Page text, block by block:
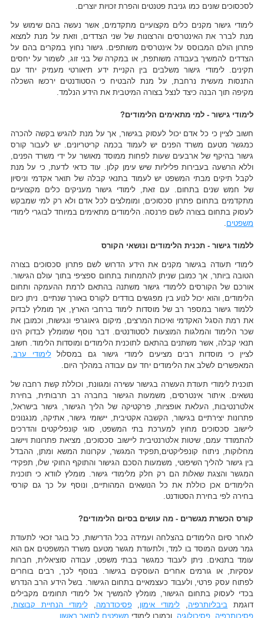
לסכסוכים שונים כמו גניבת פטנטים והפרת זכויות יוצרים.
לימודי גישור מקנים כלים מקצועיים מתקדמים, אשר נעשה בהם שימוש על
מנת לברר את האינטרסים והרצונות של שני הצדדים, וזאת על מנת למצוא
פתרון הולם המבוסס על אינטרסים משותפים. גישור נחוץ במקרים בהם על
הצדדים להמשיך בעבודה משותפת, או במקרה של בני זוג, לשמור על יחסים
תקינים. לימודי גישור משלבים בין הקניית ידע תיאורטי מעמיק יחד עם
התנסות מעשית נרחבת, על מנת להבטיח כי הסטודנטים ירכשו השכלה
מקיפה תוך הבנה כיצד לנצל בצורה המיטבית את הידע הנלמד.
לימודי גישור - למי מתאימים הלימודים?
חשוב לציין כי כל אדם יכול לעסוק בגישור, אך על מנת להגיש בקשה להכרה
כמגשר מטעם משרד הפנים יש לעמוד בכמה קריטריונים. יש לעבור קורס
גישור בהיקף של ארבעים שעות לפחות ממוסד מאושר על ידי משרד הפנים,
וללא הרשעה בעבירות פליליות שיש עימן קלון. עוד כדאי לדעת, כי על מנת
לקבל תיקים מבתי המשפט יש לעמוד בתנאי קבלה של תואר אקדמי וניסיון
של חמש שנים בתחום. עם זאת, לימודי גישור מעניקים כלים מקצועיים
מתקדמים בתחום פתרון סכסוכים, ומומלצים לכל אדם ולא רק למי שמבקש
לעסוק בתחום בצורה לשם פרנסה. הלימודים מתאימים במיוחד לבוגרי לימודי
משפטים
ללמוד גישור - תכנית הלימודים ונושאי הקורס
לימודי תעודה בגישור מקנים את הידע הדרוש לשם פתרון סכסוכים בצורה
הטובה ביותר, אך כמובן שניתן להתמחות בתחום ספציפי בתוך עולם הגישור.
אורכם של הקורסים ללימודי גישור משתנה בהתאם לרמת ההעמקה ותחום
הלימודים, והוא יכול לנוע בין מפגשים בודדים לקורס באורך שנתיים. ניתן כיום
ללמוד גישור במספר רב של מוסדות לימוד ברחבי הארץ, אך מומלץ לבדוק
את רמת הסגל האקדמי ואיכות המרצים, מיקום גיאוגרפי ונגישות, וכמובן את
שכר הלימוד והמלגות המוצעות לסטודנטים. דבר נוסף שמומלץ לבדוק הינו
תנאי קבלה, אשר משתנים בהתאם לתוכנית הלימודים ומוסדות הלימוד. חשוב
לציין כי מוסדות רבים מציעים לימודי גישור גם במסלוללימודי ערב
המאפשרים לשלב את הלימודים יחד עם עבודה במהלך היום.
תוכנית לימודי תעודת העשרה בגישור עשירה ומגוונת, וכוללת קשת רחבה של
נושאים. איתור אינטרסים, משמעות הגישור בחברה רב תרבותית, בחירת
אלטרנטיבות, העלאת אופציות, פרקטיקה של הליך הגישור, גישור בישראל,
פתרונות יצירתיים בגישור, הקשבה אקטיבית, יישומי גישור, אתיקה, מנגנונים
ליישוב סכסוכים מחוץ למערכת בתי המשפט, סוגי קונפליקטים והדרכים
להתמודד עמם, שיטות אלטרנטיבית ליישוב סכסוכים, מציאת פתרונות ויישוב
מחלוקות, ניתוח קונפליקטים,תפקיד המגשר, עקרונות המשא ומתן, ההבדל
בין גישור להליך השיפוטי, משמעות הסכם הגישור והתוקף החוקי שלו, תפקידי
המגשר והצגת שאלות הם רק חלק מלימודי גישור. מומלץ לוודא כי תוכנית
הלימודים אכן כוללת את כל הנושאים המהותיים, ונוסף על כך גם קורסי
בחירה לפי בחירת הסטודנט.
קורס הכשרת מגשרים - מה עושים בסיום הלימודים?
לאחר סיום הלימודים בהצלחה ועמידה בכל הדרישות, כל בוגר זכאי לתעודת
גמר מטעם המוסד בו למד, ולתעודת מגשר מטעם משרד המשפטים אם הוא
עומד בתנאים. ניתן לעבוד כמגשר בבתי משפט, עבודה סוציאלית, חברות
עסקיות, או גורמים אחרים העוסקים בגישור. בנוסף לכך, רבים בוחרים
לפתוח עסק פרטי, ולעבוד כעצמאיים בתחום הגישור. בשל הידע הרב הנדרש
בכדי לעסוק בתחום הגישור, מומלץ להמשיך אל לימודי תחומים מקבילים
דוגמת ביבליותרפיה לימודי אימון ,פסיכודרמה ,לימודי הנחיית קבוצות
פסיכותרפיה פסיכולוגיה , וכמובן לימודי משפטים לתואר ראשון